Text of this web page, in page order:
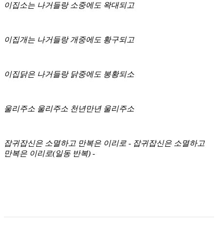
이집소는 나거들랑 소중에도 왁대되고
이집개는 나거들랑 개중에도 황구되고
이집닭은 나거들랑 닭중에도 봉황되소
울리주소 울리주소 천년만년 울리주소
잡귀잡신은 소멸하고 만복은 이리로 - 잡귀잡신은 소멸하고
만복은 이리로(일동 반복) -